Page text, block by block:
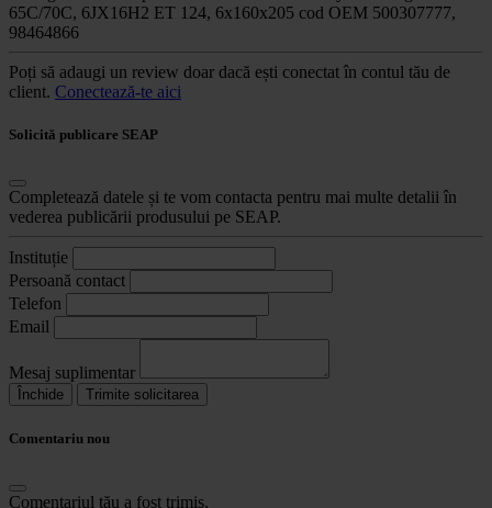
65C/70C, 6JX16H2 ET 124, 6x160x205 cod OEM 500307777,
98464866
Poți să adaugi un review doar dacă ești conectat în contul tău de
client. Conectează-te aici
Solicită publicare SEAP
Completează datele și te vom contacta pentru mai multe detalii în
vederea publicării produsului pe SEAP.
Instituție
Persoană contact
Telefon
Email
Mesaj suplimentar
Închide Trimite solicitarea
Comentariu nou
Comentariul tău a fost trimis.